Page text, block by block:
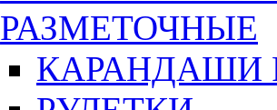
РАЗМЕТОЧНЫЕ
КАРАНДАШИ